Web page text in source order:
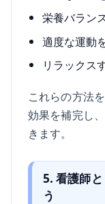
栄養バラン
適度な運動
リラックス
これらの方法
効果を補完し
きます。
5. 看護師
う